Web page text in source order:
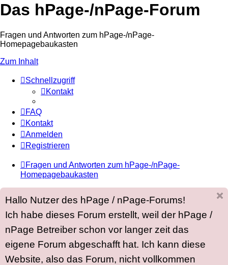
Das hPage-/nPage-Forum
Fragen und Antworten zum hPage-/nPage-
Homepagebaukasten
Zum Inhalt
Schnellzugriff
Kontakt
FAQ
Kontakt
Anmelden
Registrieren
Fragen und Antworten zum hPage-/nPage-
Homepagebaukasten
Hallo Nutzer des hPage / nPage-Forums!
Ich habe dieses Forum erstellt, weil der hPage /
nPage Betreiber schon vor langer zeit das
eigene Forum abgeschafft hat. Ich kann diese
Website, also das Forum, nicht vollkommen